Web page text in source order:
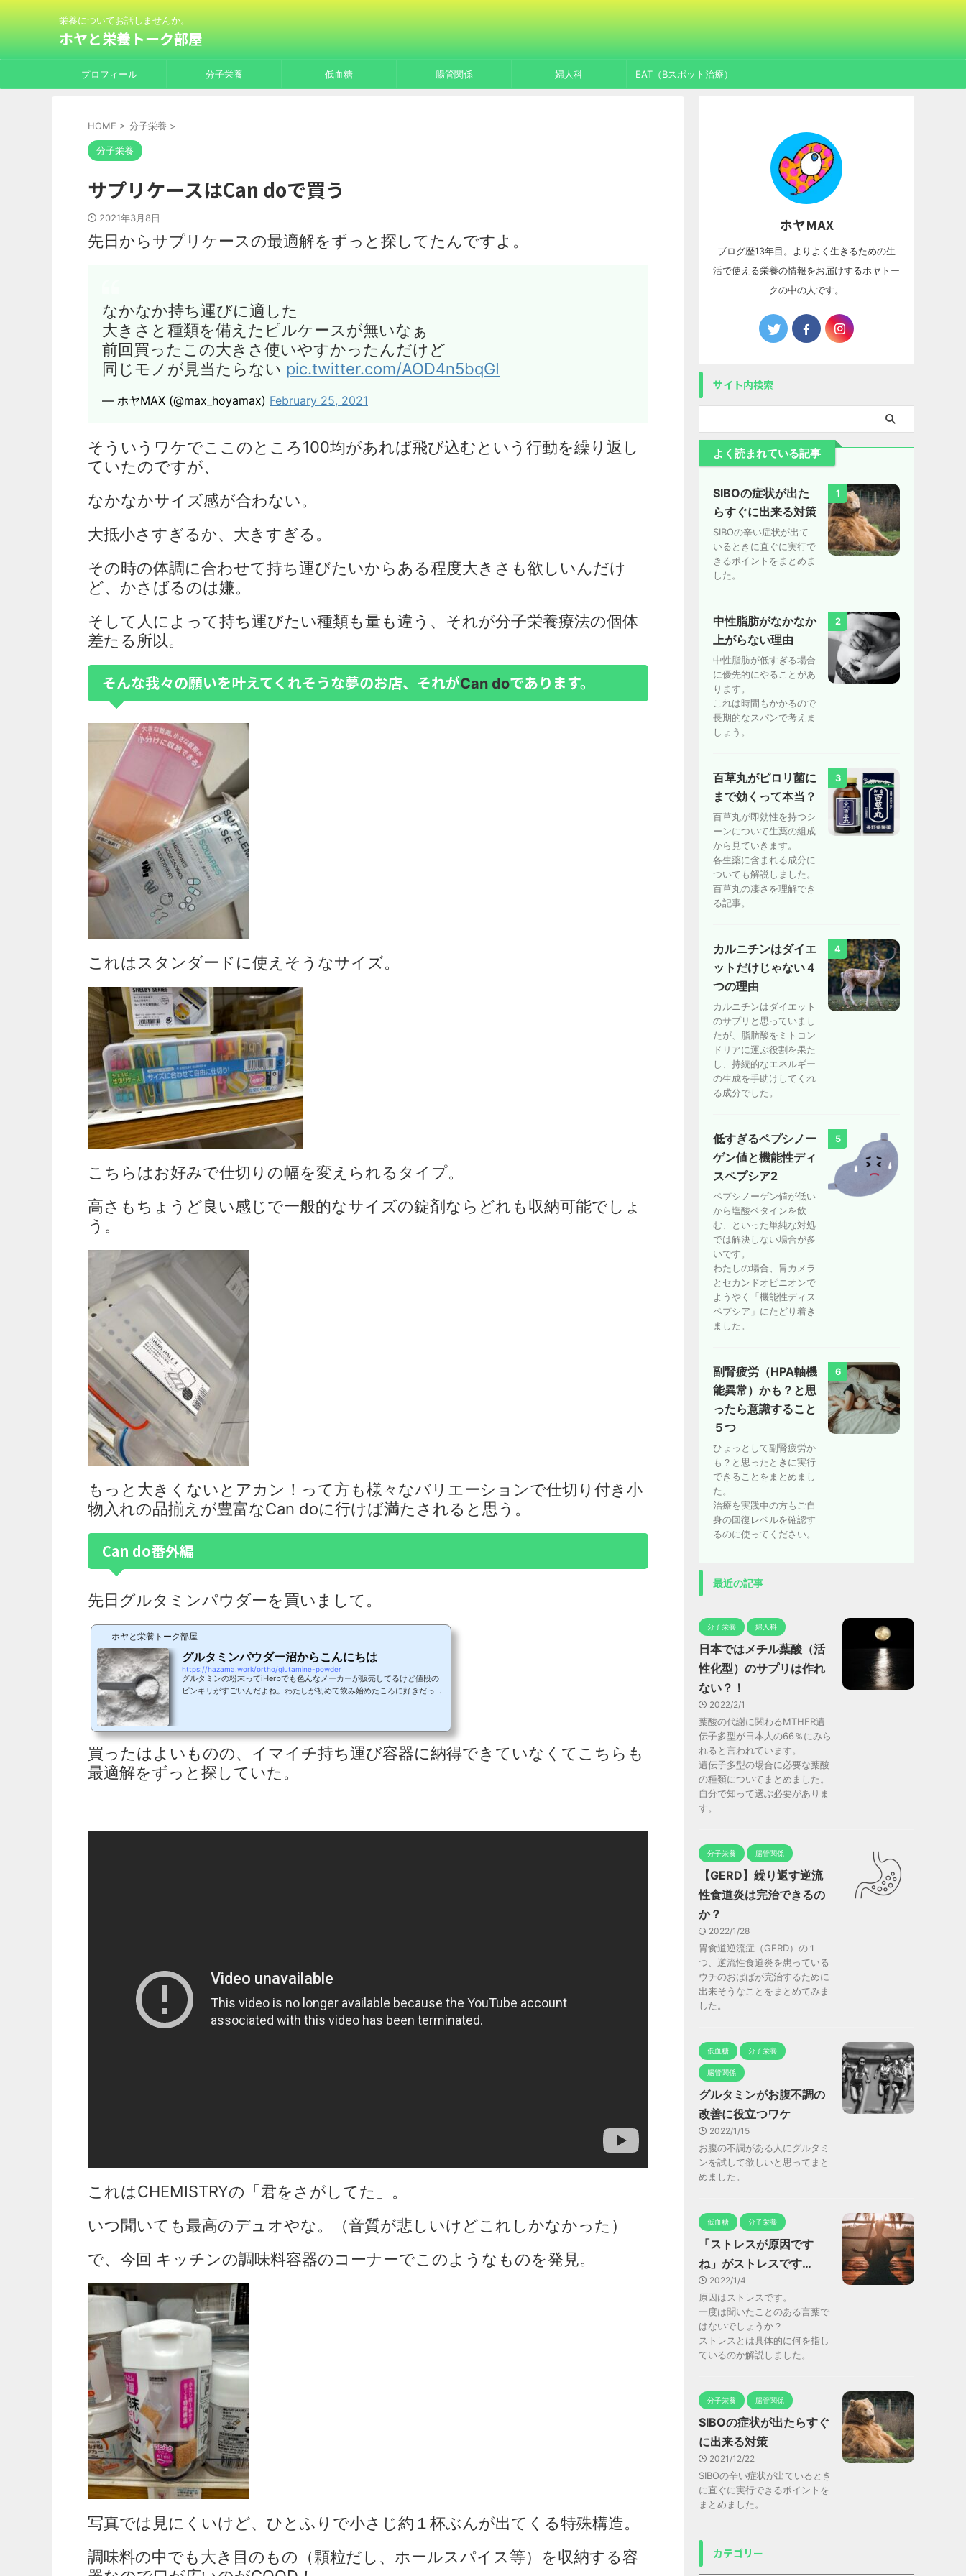
栄養についてお話しませんか。
ホヤと栄養トーク部屋
プロフィール 分子栄養 低血糖 腸管関係 婦人科 EAT（Bスポット治療）
HOME > 分子栄養 >
分子栄養
サプリケースはCan doで買う
2021年3月8日
先日からサプリケースの最適解をずっと探してたんですよ。
なかなか持ち運びに適した
大きさと種類を備えたピルケースが無いなぁ
前回買ったこの大きさ使いやすかったんだけど
同じモノが見当たらない pic.twitter.com/AOD4n5bqGI
— ホヤMAX (@max_hoyamax) February 25, 2021
そういうワケでここのところ100均があれば飛び込むという行動を繰り返し
ていたのですが、
なかなかサイズ感が合わない。
大抵小さすぎるか、大きすぎる。
その時の体調に合わせて持ち運びたいからある程度大きさも欲しいんだけ
ど、かさばるのは嫌。
そして人によって持ち運びたい種類も量も違う、それが分子栄養療法の個体
差たる所以。
そんな我々の願いを叶えてくれそうな夢のお店、それがCan doであります。
これはスタンダードに使えそうなサイズ。
こちらはお好みで仕切りの幅を変えられるタイプ。
高さもちょうど良い感じで一般的なサイズの錠剤ならどれも収納可能でしょ
う。
もっと大きくないとアカン！って方も様々なバリエーションで仕切り付き小
物入れの品揃えが豊富なCan doに行けば満たされると思う。
Can do番外編
先日グルタミンパウダーを買いまして。
ホヤと栄養トーク部屋
グルタミンパウダー沼からこんにちは
https://hazama.work/ortho/glutamine-powder
グルタミンの粉末ってiHerbでも色んなメーカーが販売してるけど値段の
ピンキリがすごいんだよね。わたしが初めて飲み始めたころに好きだった
iHerb L-グルタミン カテゴリでの順位ね。さらに腸管ケアに使いたい人は
粉末タイプ選ぶと思うからパウダーのみで比較してます。2位：California
Gold Nutrition, L-グルタミンパウダ...
買ったはよいものの、イマイチ持ち運び容器に納得できていなくてこちらも
最適解をずっと探していた。
これはCHEMISTRYの「君をさがしてた」。
いつ聞いても最高のデュオやな。（音質が悲しいけどこれしかなかった）
で、今回 キッチンの調味料容器のコーナーでこのようなものを発見。
写真では見にくいけど、ひとふりで小さじ約１杯ぶんが出てくる特殊構造。
調味料の中でも大き目のもの（顆粒だし、ホールスパイス等）を収納する容
ホヤMAX
ブログ歴13年目。よりよく生きるための生
活で使える栄養の情報をお届けするホヤトー
クの中の人です。
サイト内検索
よく読まれている記事
1
SIBOの症状が出た
らすぐに出来る対策
SIBOの辛い症状が出て
いるときに直ぐに実行で
きるポイントをまとめま
した。
2
中性脂肪がなかなか
上がらない理由
中性脂肪が低すぎる場合
に優先的にやることがあ
ります。
これは時間もかかるので
長期的なスパンで考えま
しょう。
3
百草丸がピロリ菌に
まで効くって本当？
百草丸が即効性を持つシ
ーンについて生薬の組成
から見ていきます。
各生薬に含まれる成分に
ついても解説しました。
百草丸の凄さを理解でき
る記事。
4
カルニチンはダイエ
ットだけじゃない４
つの理由
カルニチンはダイエット
のサプリと思っていまし
たが、脂肪酸をミトコン
ドリアに運ぶ役割を果た
し、持続的なエネルギー
の生成を手助けしてくれ
る成分でした。
5
低すぎるペプシノー
ゲン値と機能性ディ
スペプシア2
ペプシノーゲン値が低い
から塩酸ベタインを飲
む、といった単純な対処
では解決しない場合が多
いです。
わたしの場合、胃カメラ
とセカンドオピニオンで
ようやく「機能性ディス
ペプシア」にたどり着き
ました。
6
副腎疲労（HPA軸機
能異常）かも？と思
ったら意識すること
５つ
ひょっとして副腎疲労か
も？と思ったときに実行
できることをまとめまし
た。
治療を実践中の方もご自
身の回復レベルを確認す
るのに使ってください。
最近の記事
分子栄養 婦人科
日本ではメチル葉酸（活
性化型）のサプリは作れ
ない？！
2022/2/1
葉酸の代謝に関わるMTHFR遺
伝子多型が日本人の66％にみら
れると言われています。
遺伝子多型の場合に必要な葉酸
の種類についてまとめました。
自分で知って選ぶ必要がありま
す。
分子栄養 腸管関係
【GERD】繰り返す逆流
性食道炎は完治できるの
か？
2022/1/28
胃食道逆流症（GERD）の１
つ、逆流性食道炎を患っている
ウチのおばばが完治するために
出来そうなことをまとめてみま
した。
低血糖 分子栄養
腸管関係
グルタミンがお腹不調の
改善に役立つワケ
2022/1/15
お腹の不調がある人にグルタミ
ンを試して欲しいと思ってまと
めました。
低血糖 分子栄養
「ストレスが原因です
ね」がストレスです…
2022/1/4
原因はストレスです。
一度は聞いたことのある言葉で
はないでしょうか？
ストレスとは具体的に何を指し
ているのか解説しました。
分子栄養 腸管関係
SIBOの症状が出たらすぐ
に出来る対策
2021/12/22
SIBOの辛い症状が出ているとき
に直ぐに実行できるポイントを
まとめました。
カテゴリー